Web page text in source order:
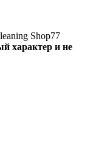
Shop77
характер и не